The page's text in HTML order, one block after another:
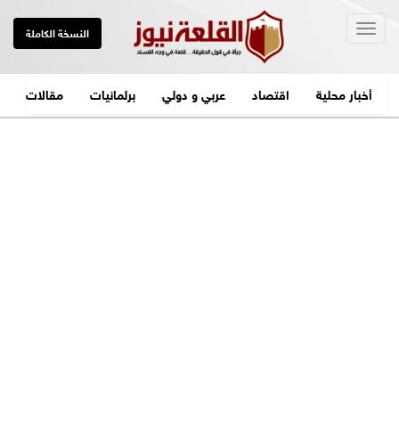
النسخة الكاملة
أخبار محلية اقتصاد عربي و دولي برلمانيات مقالات